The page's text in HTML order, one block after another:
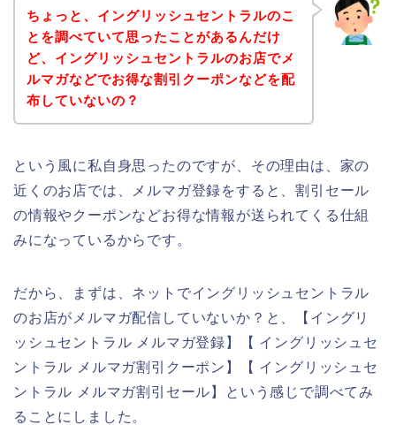
ちょっと、イングリッシュセントラルのこ
とを調べていて思ったことがあるんだけ
ど、イングリッシュセントラルのお店でメ
ルマガなどでお得な割引クーポンなどを配
布していないの？
という風に私自身思ったのですが、その理由は、家の
近くのお店では、メルマガ登録をすると、割引セール
の情報やクーポンなどお得な情報が送られてくる仕組
みになっているからです。
だから、まずは、ネットでイングリッシュセントラル
のお店がメルマガ配信していないか？と、【イングリ
ッシュセントラル メルマガ登録】【 イングリッシュセ
ントラル メルマガ割引クーポン】【 イングリッシュセ
ントラル メルマガ割引セール】という感じで調べてみ
ることにしました。